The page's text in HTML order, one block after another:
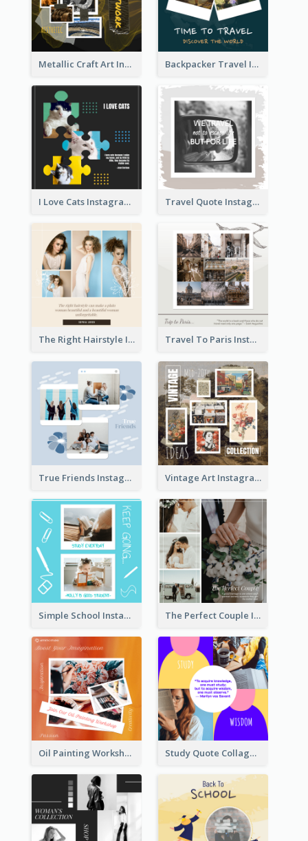
Metallic Craft Art Instagram Post Backpacker Travel Instagram Post
I Love Cats Instagram Post Travel Quote Instagram Post
The Right Hairstyle Instagram Post Travel To Paris Instagram Post
True Friends Instagram Post Vintage Art Instagram Post
Simple School Instagram Post The Perfect Couple Instagram Post
Oil Painting Workshop Instagram Post Study Quote Collage Instagram Post